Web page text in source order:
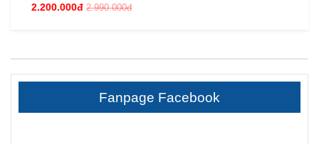
2.200.000đ 2.990.000đ
Fanpage Facebook